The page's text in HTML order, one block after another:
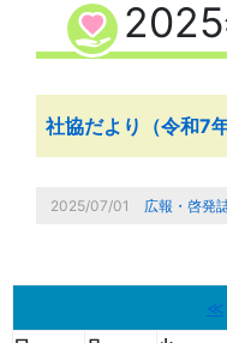
社協だより（令和7
2025/07/01 広報・啓発
≪